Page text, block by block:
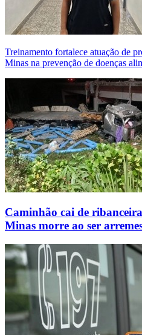
Treinamento fortalece atuação de
Minas na prevenção de doenças
Caminhão cai de
Minas morre ao ser